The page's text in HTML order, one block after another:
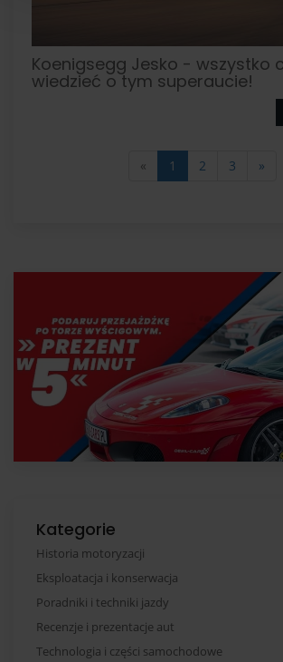
Koenigsegg Jesko - wszystko
wiedzieć o tym superaucie!
« 1 2 3 »
Kategorie
Historia motoryzacji
Eksploatacja i konserwacja
Poradniki i techniki jazdy
Recenzje i prezentacje aut
Technologia i części samochodowe